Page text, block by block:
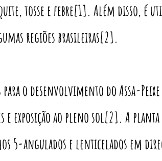
tosse e febre[1]. Além disso, é
regiões brasileiras[2].
para o desenvolvimento do Assa-
e exposição ao pleno sol[2]. A
5-angulados e lenticelados em